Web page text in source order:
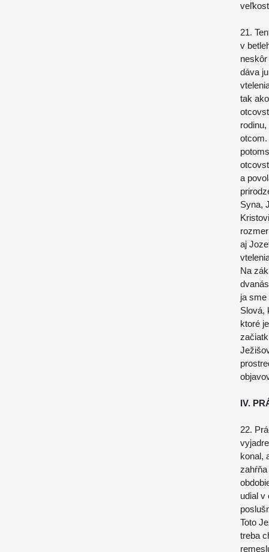
21.
v
dáva
tak
otcom.
a
Syna,
aj
Na
ja sme
Slová,
ktoré
IV.
22.
konal,
udial v
Toto
treba